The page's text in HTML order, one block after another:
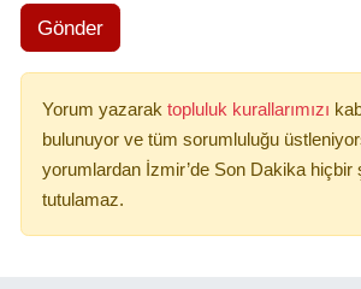
Gönder
Yorum yazarak topluluk kurallarımızı
bulunuyor ve tüm sorumluluğu
yorumlardan İzmir’de Son Dakika hiçbir
tutulamaz.